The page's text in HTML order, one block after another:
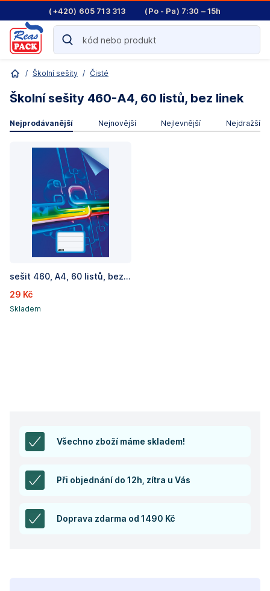
(+420) 605 713 313 (Po - Pa) 7:30 – 15h
/ Školní sešity / Čisté
Školní sešity 460-A4, 60 listů, bez linek
Nejprodávanější Nejnovější Nejlevnější Nejdražší
sešit 460, A4, 60 listů, bez linek, modrý
29 Kč
Skladem
Všechno zboží máme skladem!
Při objednání do 12h, zítra u Vás
Doprava zdarma od 1490 Kč